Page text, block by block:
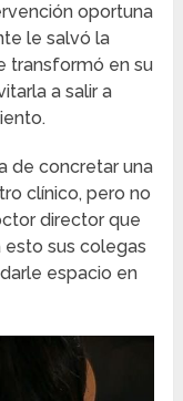
oportuna
le salvó la
transformó en su
a salir a
de concretar una
clínico, pero no
director que
sus colegas
espacio en